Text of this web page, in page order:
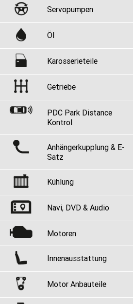
Servopumpen
Öl
Karosserieteile
Getriebe
PDC Park Distance
Kontrol
Anhängerkupplung & E-
Satz
Kühlung
Navi, DVD & Audio
Motoren
Innenausstattung
Motor Anbauteile